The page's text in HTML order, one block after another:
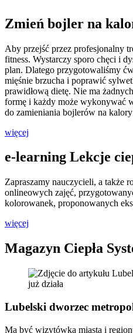
Zmień bojler na
Aby przejść przez profesjonalny
fitness. Wystarczy sporo chęci i
plan. Dlatego przygotowaliśmy
mięśnie brzucha i poprawić
prawidłową dietę. Nie ma
formę i każdy może wykonywać
do zamieniania bojlerów na
więcej
e-learning Lekcje
Zapraszamy nauczycieli, a także
onlineowych zajęć,
kolorowanek, proponowanych
więcej
Magazyn Ciepła
Lubelski dworzec
Ma być wizytówką miasta i